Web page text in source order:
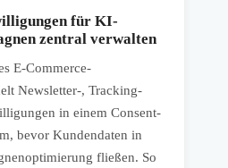
für KI-
zentral verwalten
E-Commerce-
Newsletter-, Tracking-
in einem Consent-
bevor Kundendaten in
fließen. So